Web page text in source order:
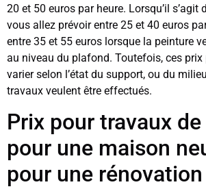
20 et 50 euros par heure. Lorsqu’il s’agit
vous allez prévoir entre 25 et 40 euros
entre 35 et 55 euros lorsque la peinture
au niveau du plafond. Toutefois, ces prix
varier selon l’état du support, ou du
travaux veulent être effectués.
Prix pour travaux
pour une maison
pour une rénovation